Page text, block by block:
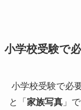
小学校受験で
小学校受験で必
と「 家族写真」で